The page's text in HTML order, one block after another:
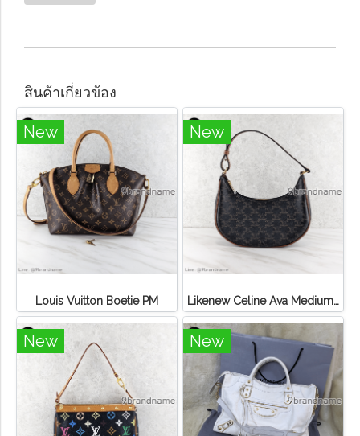
สินค้าเกี่ยวข้อง
New
Louis Vuitton Boetie PM
New
Likenew Celine Ava Medium Triomphe Canvas
New New